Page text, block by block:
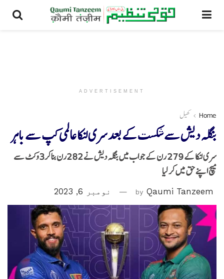
ADVERTISEMENT
Home کھیل
بنگلہ دیش سے شکست کے بعد سری لنکا عالمی کپ سے باہر
سری لنکا کے 279 رن کے جواب میں بنگلہ دیش نے 282رن بناکر3وکٹ سے
میچ اپنے حق میں کر لیا
by Qaumi Tanzeem نومبر 6, 2023